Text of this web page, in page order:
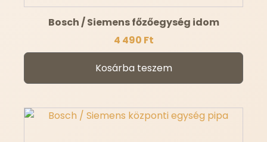
Bosch / Siemens főzőegység idom
4 490 Ft
Kosárba teszem